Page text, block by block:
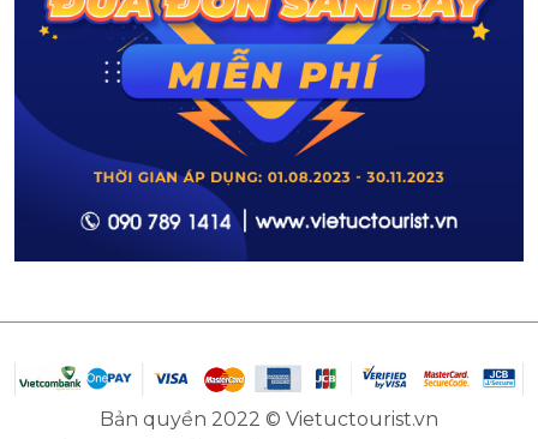
Bản quyền 2022 © Vietuctourist.vn